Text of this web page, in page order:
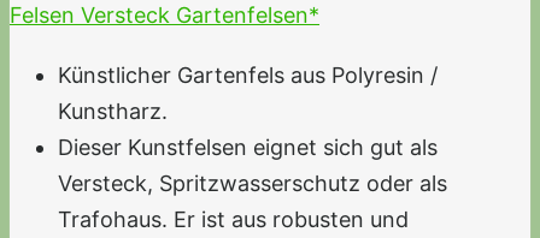
Felsen Versteck Gartenfelsen*
Künstlicher Gartenfels aus Polyresin /
Kunstharz.
Dieser Kunstfelsen eignet sich gut als
Versteck, Spritzwasserschutz oder als
Trafohaus. Er ist aus robusten und